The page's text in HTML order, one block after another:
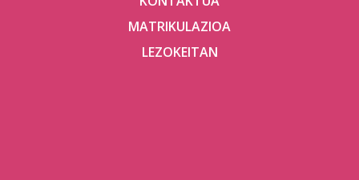
MATRIKULAZIOA
LEZOKEITAN